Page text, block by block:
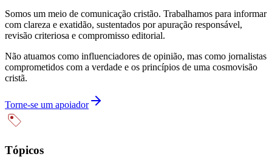
Somos um meio de comunicação cristão. Trabalhamos para informar
com clareza e exatidão, sustentados por apuração responsável,
revisão criteriosa e compromisso editorial.
Não atuamos como influenciadores de opinião, mas como jornalistas
comprometidos com a verdade e os princípios de uma cosmovisão
cristã.
Torne-se um apoiador
Tópicos